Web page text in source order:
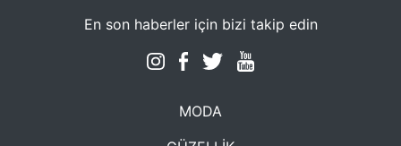
En son haberler için bizi takip edin
MODA